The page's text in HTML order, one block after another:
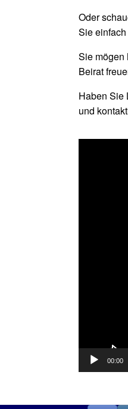
Oder
Sie
Sie mögen
Beirat
Haben Sie
und
00:00